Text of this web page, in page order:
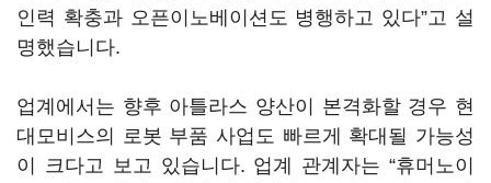
인력 확충과 오픈이노베이션도 병행하고 있다”고 설
명했습니다.
업계에서는 향후 아틀라스 양산이 본격화할 경우 현
대모비스의 로봇 부품 사업도 빠르게 확대될 가능성
이 크다고 보고 있습니다. 업계 관계자는 “휴머노이